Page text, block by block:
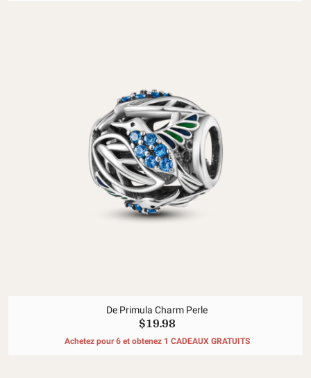
De Primula Charm Perle
$19.98
Achetez pour 6 et obtenez 1 CADEAUX GRATUITS